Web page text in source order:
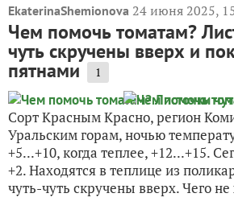
EkaterinaShemionova 24 июня 2025,
Чем помочь томатам?
чуть скручены вверх и
пятнами 1
Сорт Красным Красно, регион
Уральским горам, ночью
+5...+10, когда теплее, +12...+15.
+2. Находятся в теплице из
чуть-чуть скручены вверх. Чего не